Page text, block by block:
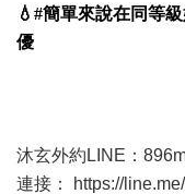
💧#簡單來說在同等
優
沐玄外約LINE：
連接：
https://